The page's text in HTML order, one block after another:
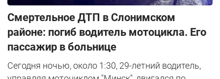
Смертельное ДТП в Слонимском
районе: погиб водитель мотоцикла. Его
пассажир в больнице
Сегодня ночью, около 1:30, 29-летний водитель,